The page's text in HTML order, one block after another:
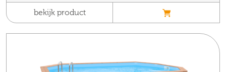
bekijk product